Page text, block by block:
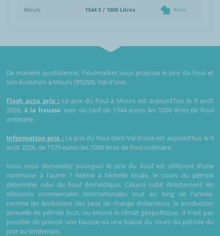
Mours 1544 € / 1000 Litres Baisse
De manière quotidienne, Fioulmarket vous propose le prix du fioul et
son évolution à Mours (95260), Val-d'oise.
Flash actu prix : Le prix du fioul à Mours est aujourd'hui, le 9 août
2026, à la hausse avec un tarif de 1544 euros les 1000 litres de fioul
ordinaire.
Information prix : Le prix du fioul dans Val-d'oise est aujourd'hui, le 9
août 2026, de 1575 euros les 1000 litres de fioul ordinaire.
Vous vous demandez pourquoi le prix du fioul est différent d'une
commune à l'autre ? Même à l'échelle locale, le cours du pétrole
détermine celui du fioul domestique. Celui-ci subit directement les
décisions commerciales internationales tout au long de l'année,
comme les évolutions des taux de change dollar/euro, la production
annuelle de pétrole brut, ou encore le climat géopolitique. Il n'est pas
possible de prévoir une hausse ou une baisse du cours du pétrole du
jour au lendemain.